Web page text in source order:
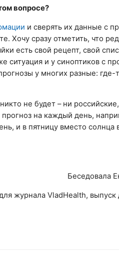
вопросе?
и сверять их данные с
Хочу сразу отметить, что
есть свой рецепт, свой
ситуация и у синоптиков с
у многих разные:
не будет – ни
на каждый день,
и в пятницу вместо солнца
Беседовала
журнала VladHealth,